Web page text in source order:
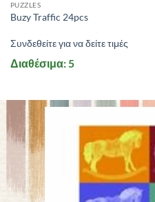
PUZZLES
Buzy Traffic 24pcs
Συνδεθείτε για να δείτε τιμές
Διαθέσιμα: 5